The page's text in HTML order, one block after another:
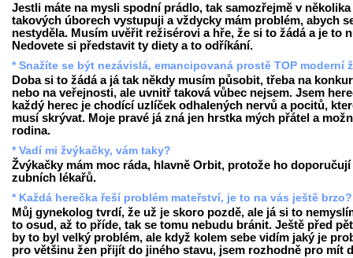
Jestli máte na mysli spodní prádlo, tak samozřejmě v několika
takových úborech vystupuji a vždycky mám problém, abych
nestyděla. Musím uvěřit režisérovi a hře, že si to žádá a je to
Nedovete si představit ty diety a to odříkání.
* Snažíte se být nezávislá, emancipovaná prostě TOP moderní
Doba si to žádá a já tak někdy musím působit, třeba na
nebo na veřejnosti, ale uvnitř taková vůbec nejsem. Jsem
každý herec je chodící uzlíček odhalených nervů a pocitů,
musí skrývat. Moje pravé já zná jen hrstka mých přátel a
rodina.
* Vadí mi žvýkačky, vám taky?
Žvýkačky mám moc ráda, hlavně Orbit, protože ho doporučují
zubních lékařů.
* Každá herečka řeší problém mateřství, je to na vás ještě brzo?
Můj gynekolog tvrdí, že už je skoro pozdě, ale já si to
to osud, až to příde, tak se tomu nebudu bránit. Ještě před
by to byl velký problém, ale když kolem sebe vidím jaký je
pro většinu žen přijít do jiného stavu, jsem rozhodně pro mít